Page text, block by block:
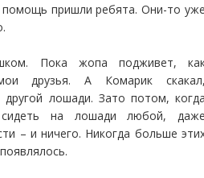
помощь пришли ребята. Они-то
Пока жопа подживет,
друзья. А Комарик
другой лошади. Зато потом,
на лошади любой,
– и ничего. Никогда больше